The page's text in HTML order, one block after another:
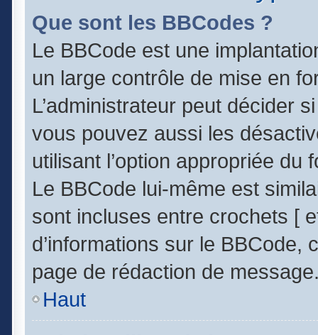
Que sont les BBCodes ?
Le BBCode est une
un large contrôle de mise en
L’administrateur peut décider
vous pouvez aussi les
utilisant l’option appropriée
Le BBCode lui-même est
sont incluses entre crochets [
d’informations sur le BBCode,
page de rédaction de
Haut